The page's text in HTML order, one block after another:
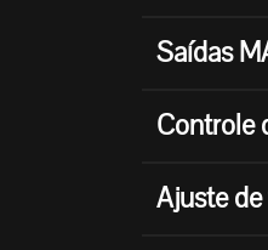
Saídas
Controle
Ajuste de